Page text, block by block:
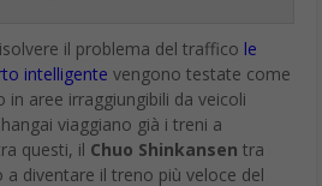
su un supporto tecnico reale e
permette l’accesso ad alcuni